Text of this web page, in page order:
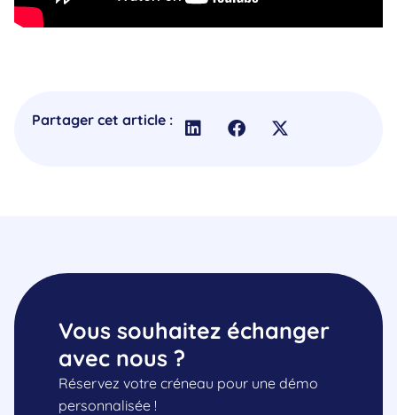
Partager cet article :
Vous souhaitez échanger
avec nous ?
Réservez votre créneau pour une démo
personnalisée !